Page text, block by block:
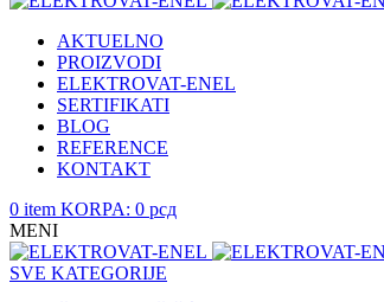
AKTUELNO
PROIZVODI
ELEKTROVAT-ENEL
SERTIFIKATI
BLOG
REFERENCE
KONTAKT
0 item KORPA: 0 рсд
MENI
SVE KATEGORIJE